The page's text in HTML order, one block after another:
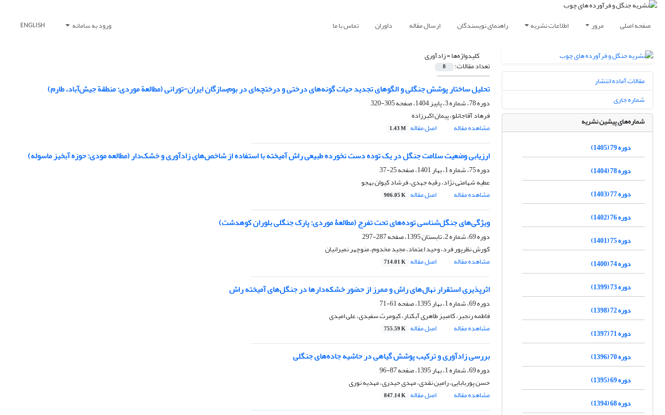
صفحه اصلی مرور اطلاعات نشریه راهنمای نویسندگان ارسال مقاله داوران تماس با ما ورود به سامانه ENGLISH
کلیدواژه‌ها =زادآوری
تعداد مقالات: 8
تحلیل ساختار پوشش جنگلی و الگوهای تجدید حیات گونه‌های درختی و درختچه‌ای در بوم‌سازگان ایران-تورانی (مطالعة موردی: منطقة جیش‌آباد، طارم)
دوره 78، شماره 3، پاییز 1404، صفحه
305-320
فرهاد آقاجانلو، پیمان اکبرزاده
مشاهده مقاله
اصل مقاله 1.43 M
ارزیابی وضعیت سلامت جنگل در یک توده دست ‌نخورده طبیعی راش آمیخته با استفاده از شاخص‌های زادآوری و خشک‌دار (مطالعه مودی: حوزه آبخیز ماسوله)
دوره 75، شماره 1، بهار 1401، صفحه
25-37
عطیه شهامتی نژاد، رقیه جهدی، فرشاد کیوان بهجو
مشاهده مقاله
اصل مقاله 906.05 K
ویژگی‌های جنگل‌شناسی توده‌های تحت تفرج (مطالعۀ موردی: پارک جنگلی بلوران کوهدشت)
دوره 69، شماره 2، تابستان 1395، صفحه
287-297
کورش نظرپور فرد، وحید اعتماد، مجید مخدوم، منوچهر نمیرانیان
مشاهده مقاله
اصل مقاله 714.01 K
اثرپذیری استقرار نهال‌های راش و ممرز از حضور خشکه‌دارها در جنگل‌های آمیخته راش
دوره 69، شماره 1، بهار 1395، صفحه
61-71
فاطمه رنجبر، کامبیز طاهری آبکنار، کیومرث سفیدی، علی امیدی
مشاهده مقاله
اصل مقاله 755.59 K
بررسی زادآوری و ترکیب پوشش گیاهی در حاشیه جاده‌های جنگلی
دوره 69، شماره 1، بهار 1395، صفحه
87-96
حسن پوربابایی، رامین نقدی، مهدی حیدری، مهدیه نوری
مشاهده مقاله
اصل مقاله 847.14 K
مقالات آماده انتشار
شماره جاری
شماره‌های پیشین نشریه
دوره 79 (1405)
دوره 78 (1404)
دوره 77 (1403)
دوره 76 (1402)
دوره 75 (1401)
دوره 74 (1400)
دوره 73 (1399)
دوره 72 (1398)
دوره 71 (1397)
دوره 70 (1396)
دوره 69 (1395)
دوره 68 (1394)